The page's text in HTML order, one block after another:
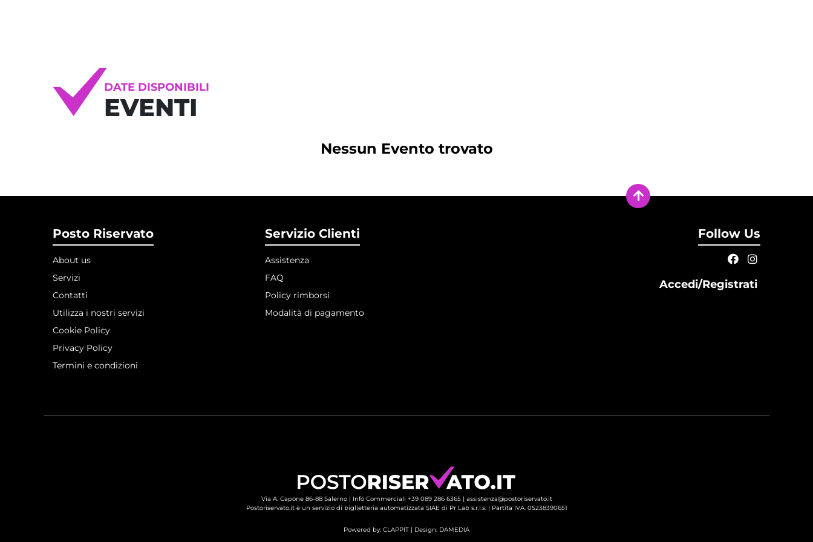
DATE DISPONIBILI
EVENTI
Nessun Evento trovato
Posto Riservato
About us
Servizi
Contatti
Utilizza i nostri servizi
Cookie Policy
Privacy Policy
Termini e condizioni
Servizio Clienti
Assistenza
FAQ
Policy rimborsi
Modalità di pagamento
Follow Us
Accedi/Registrati
Via A. Capone 86-88 Salerno | Info Commerciali +39 089 286 6365| assistenza@postoriservato.it
Postoriservato.it è un servizio di biglietteria automatizzata SIAE di Pr Lab s.r.l.s. | Partita IVA. 05238390651
Powered by: CLAPPIT | Design: DAMEDIA